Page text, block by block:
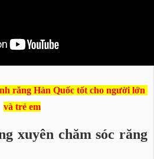
răng Hàn Quốc tốt cho người lớn
và trẻ em
xuyên chăm sóc răng